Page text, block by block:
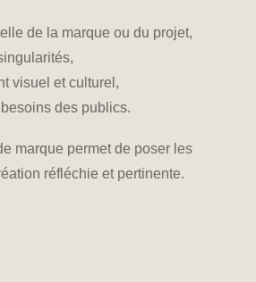
de la marque ou du projet,
visuel et culturel,
des publics.
marque permet de poser les
réfléchie et pertinente.